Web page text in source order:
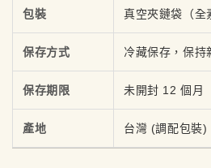
包裝 真空夾鏈袋（全
保存方式 冷藏保存，保持
保存期限 未開封 12 個月
產地 台灣 (調配包裝)